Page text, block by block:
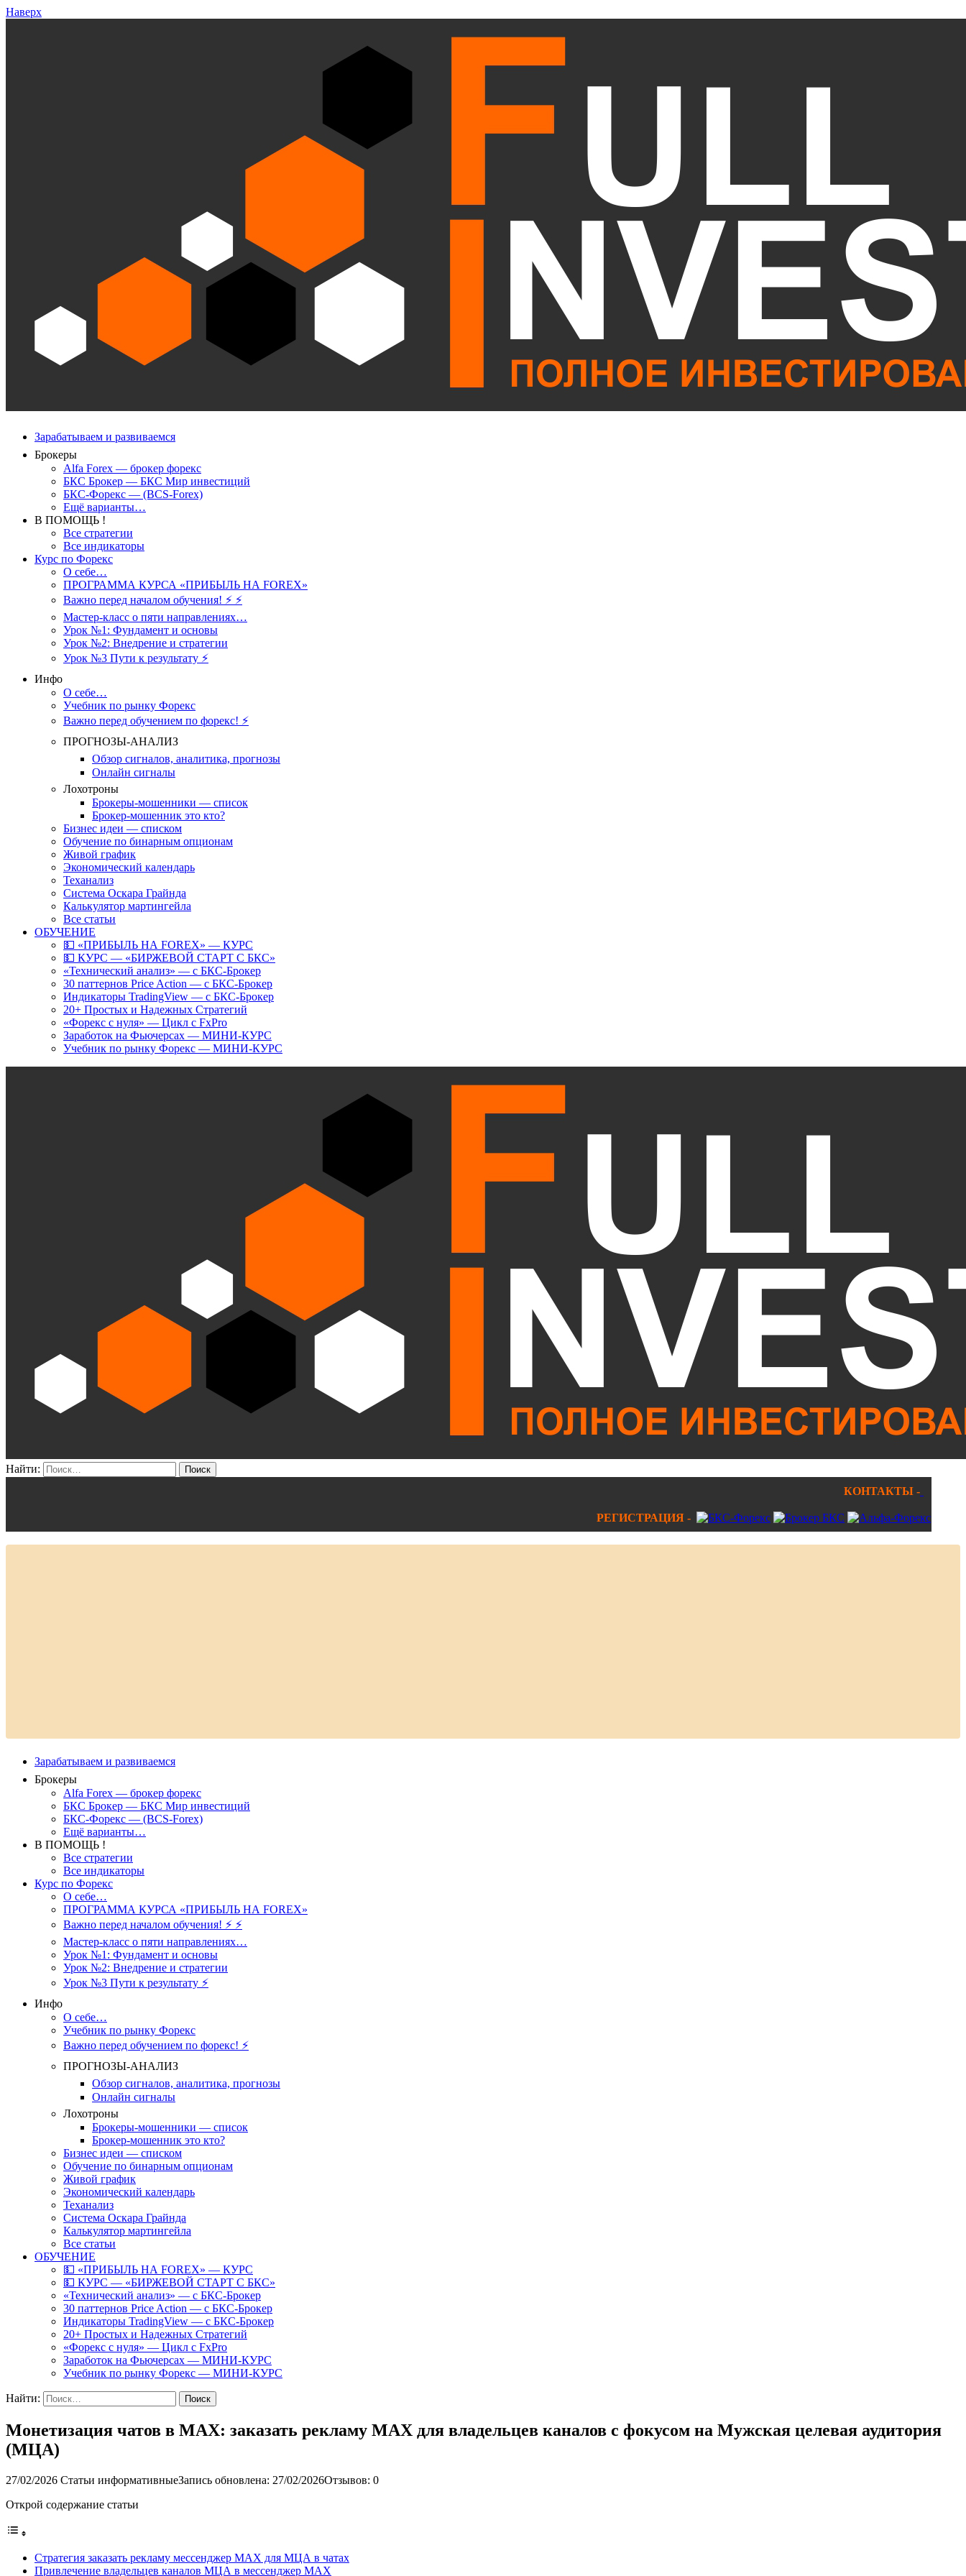
Наверх
Зарабатываем и развиваемся
Брокеры
Alfa Forex — брокер форекс
БКС Брокер — БКС Мир инвестиций
БКС-Форекс — (BCS-Forex)
Ещё варианты…
В ПОМОЩЬ !
Все стратегии
Все индикаторы
Курс по Форекс
О себе…
ПРОГРАММА КУРСА «ПРИБЫЛЬ НА FOREX»
Важно перед началом обучения! ⚡ ⚡
Мастер-класс о пяти направлениях…
Урок №1: Фундамент и основы
Урок №2: Внедрение и стратегии
Урок №3 Пути к результату ⚡️
Инфо
О себе…
Учебник по рынку Форекс
Важно перед обучением по форекс! ⚡
ПРОГНОЗЫ-АНАЛИЗ
Обзор сигналов, аналитика, прогнозы
Онлайн сигналы
Лохотроны
Брокеры-мошенники — список
Брокер-мошенник это кто?
Бизнес идеи — списком
Обучение по бинарным опционам
Живой график
Экономический календарь
Теханализ
Система Оскара Грайнда
Калькулятор мартингейла
Все статьи
ОБУЧЕНИЕ
💵 «ПРИБЫЛЬ НА FOREX» — КУРС
💵 КУРС — «БИРЖЕВОЙ СТАРТ С БКС»
«Технический анализ» — с БКС-Брокер
30 паттернов Price Action — с БКС-Брокер
Индикаторы TradingView — с БКС-Брокер
20+ Простых и Надежных Стратегий
«Форекс с нуля» — Цикл с FxPro
Заработок на Фьючерсах — МИНИ-КУРС
Учебник по рынку Форекс — МИНИ-КУРС
Найти:
КОНТАКТЫ -
РЕГИСТРАЦИЯ -
Зарабатываем и развиваемся
Брокеры
Alfa Forex — брокер форекс
БКС Брокер — БКС Мир инвестиций
БКС-Форекс — (BCS-Forex)
Ещё варианты…
В ПОМОЩЬ !
Все стратегии
Все индикаторы
Курс по Форекс
О себе…
ПРОГРАММА КУРСА «ПРИБЫЛЬ НА FOREX»
Важно перед началом обучения! ⚡ ⚡
Мастер-класс о пяти направлениях…
Урок №1: Фундамент и основы
Урок №2: Внедрение и стратегии
Урок №3 Пути к результату ⚡️
Инфо
О себе…
Учебник по рынку Форекс
Важно перед обучением по форекс! ⚡
ПРОГНОЗЫ-АНАЛИЗ
Обзор сигналов, аналитика, прогнозы
Онлайн сигналы
Лохотроны
Брокеры-мошенники — список
Брокер-мошенник это кто?
Бизнес идеи — списком
Обучение по бинарным опционам
Живой график
Экономический календарь
Теханализ
Система Оскара Грайнда
Калькулятор мартингейла
Все статьи
ОБУЧЕНИЕ
💵 «ПРИБЫЛЬ НА FOREX» — КУРС
💵 КУРС — «БИРЖЕВОЙ СТАРТ С БКС»
«Технический анализ» — с БКС-Брокер
30 паттернов Price Action — с БКС-Брокер
Индикаторы TradingView — с БКС-Брокер
20+ Простых и Надежных Стратегий
«Форекс с нуля» — Цикл с FxPro
Заработок на Фьючерсах — МИНИ-КУРС
Учебник по рынку Форекс — МИНИ-КУРС
Найти:
Монетизация чатов в MAX: заказать рекламу MAX для владельцев каналов с фокусом на Мужская целевая аудитория
(МЦА)
27/02/2026 Статьи информативныеЗапись обновлена: 27/02/2026Отзывов: 0
Открой содержание статьи
Стратегия заказать рекламу мессенджер MAX для МЦА в чатах
Привлечение владельцев каналов МЦА в мессенджер MAX